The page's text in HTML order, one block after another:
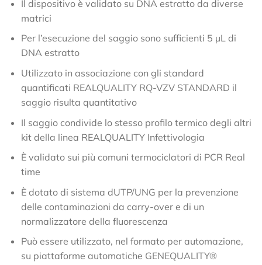
Il dispositivo è validato su DNA estratto da diverse
matrici
Per l’esecuzione del saggio sono sufficienti 5 µL di
DNA estratto
Utilizzato in associazione con gli standard
quantificati REALQUALITY RQ-VZV STANDARD il
saggio risulta quantitativo
Il saggio condivide lo stesso profilo termico degli altri
kit della linea REALQUALITY Infettivologia
È validato sui più comuni termociclatori di PCR Real
time
È dotato di sistema dUTP/UNG per la prevenzione
delle contaminazioni da carry-over e di un
normalizzatore della fluorescenza
Può essere utilizzato, nel formato per automazione,
su piattaforme automatiche GENEQUALITY®